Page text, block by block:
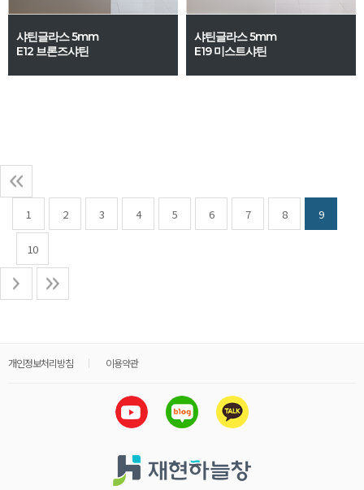
샤틴글라스 5mm
E12 브론즈샤틴
샤틴글라스 5mm
E19 미스트샤틴
1 2 3 4 5 6 7 8 9
10
개인정보처리방침 이용약관